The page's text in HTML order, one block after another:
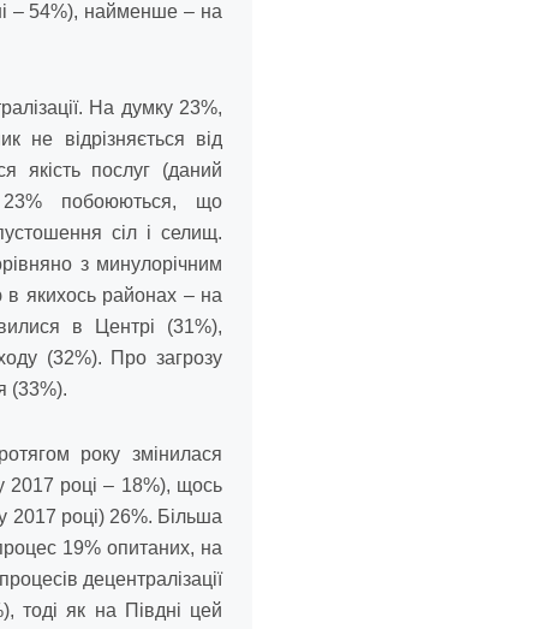
– 54%), найменше – на
На думку 23%,
не відрізняється від
якість послуг (даний
23% побоюються, що
сіл і селищ.
з минулорічним
якихось районах – на
в Центрі (31%),
(32%). Про загрозу
(33%).
року змінилася
2017 році – 18%), щось
2017 році) 26%. Більша
19% опитаних, на
децентралізації
тоді як на Півдні цей